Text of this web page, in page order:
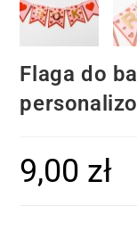
Flaga do
9,00 zł